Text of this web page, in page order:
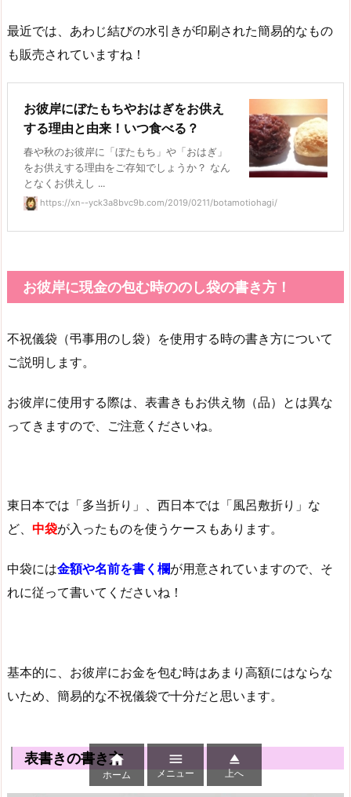
最近では、あわじ結びの水引きが印刷された簡易的なもの
も販売されていますね！
お彼岸にぼたもちやおはぎをお供え
する理由と由来！いつ食べる？
春や秋のお彼岸に「ぼたもち」や「おはぎ」
をお供えする理由をご存知でしょうか？ なん
となくお供えし ...
https://xn--yck3a8bvc9b.com/2019/0211/botamotiohagi/
お彼岸に現金の包む時ののし袋の書き方！
不祝儀袋（弔事用のし袋）を使用する時の書き方について
ご説明します。
お彼岸に使用する際は、表書きもお供え物（品）とは異な
ってきますので、ご注意くださいね。
東日本では「多当折り」、西日本では「風呂敷折り」な
ど、 中袋が入ったものを使うケースもあります。
中袋には金額や名前を書く欄が用意されていますので、そ
れに従って書いてくださいね！
基本的に、お彼岸にお金を包む時はあまり高額にはならな
いため、簡易的な不祝儀袋で十分だと思います。
表書きの書き方

ホーム

メニュー

上へ